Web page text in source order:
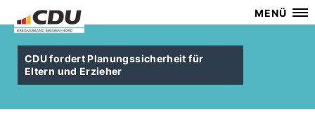
MENÜ
CDU fordert Planungssicherheit für
Eltern und Erzieher